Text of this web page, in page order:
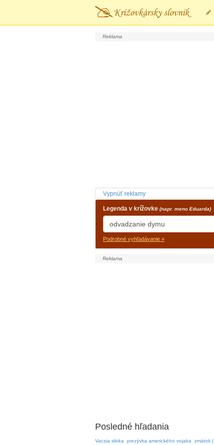
Vypnúť reklamy
Legenda v krížovke (napr. meno Eduarda)
Podrobné vyhľadávanie »
Posledné hľadania
Vacsia slivka prezývka amerického vojaka zmätok (